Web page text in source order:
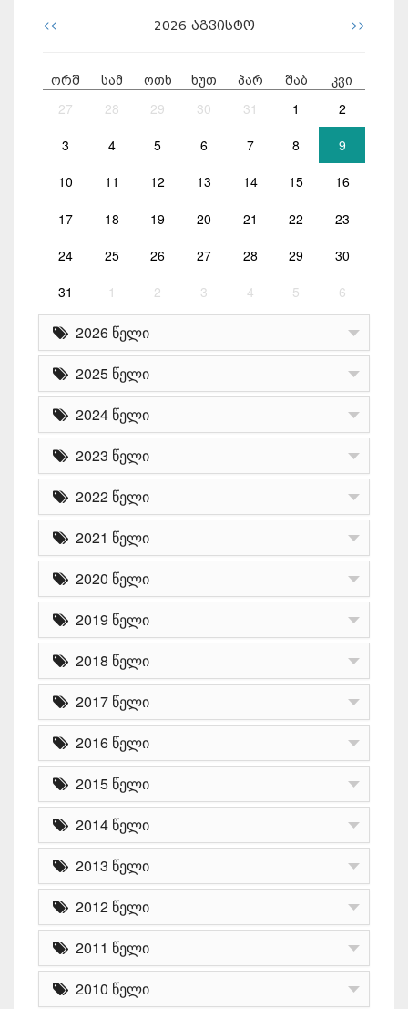
<< 2026 აგვისტო >>
ორშ სამ ოთხ ხუთ პარ შაბ კვი
27 28 29 30 31 1 2
3 4 5 6 7 8 9
10 11 12 13 14 15 16
17 18 19 20 21 22 23
24 25 26 27 28 29 30
31 1 2 3 4 5 6
2026 წელი
2025 წელი
2024 წელი
2023 წელი
2022 წელი
2021 წელი
2020 წელი
2019 წელი
2018 წელი
2017 წელი
2016 წელი
2015 წელი
2014 წელი
2013 წელი
2012 წელი
2011 წელი
2010 წელი